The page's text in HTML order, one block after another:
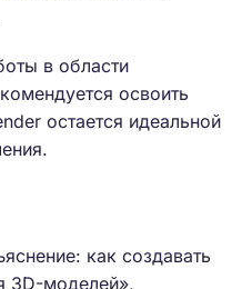
в области
освоить
остается идеальной
как создавать
3D-моделей»,